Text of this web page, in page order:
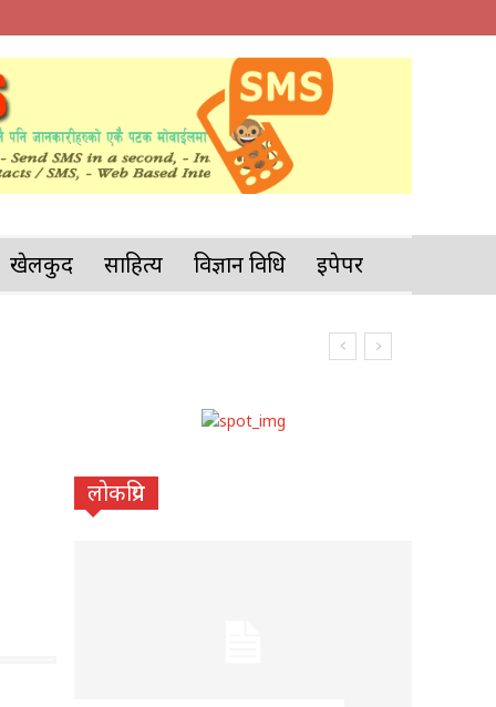
खेलकुद साहित्य विज्ञान प्रविधि इपेपर
लोकप्रिय